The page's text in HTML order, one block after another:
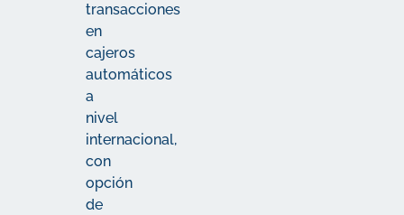
transacciones
en
cajeros
automáticos
a
nivel
internacional,
con
opción
de